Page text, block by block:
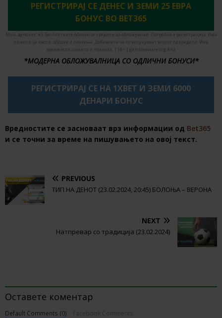
РЕГИСТРИРАЈ СЕ ДЕНЕС И ЗЕМИ 25 ЕВРА
БОНУС ВО BET365
Мин. депозит: €5. Бесплатните облози се кредити за обложување. Потребна е регистрација. Има
лимити за квоти, облози и плаќање. Добивките не го вклучуваат влогот од кредити. Има
временски лимити и правила. | 18+ | gambleaware.org #Ad
*МОДЕРНА ОБЛОЖУВАЛНИЦА СО ОДЛИЧНИ БОНУСИ*
РЕГИСТРИРАЈ СЕ НА 1XBET И ЗЕМИ 6000
ДЕНАРИ БОНУС
Вредностите се засноваат врз информации од Bet365
и се точни за време на пишувањето на овој текст.
PREVIOUS
ТИП НА ДЕНОТ (23.02.2024, 20:45) БОЛОЊА – ВЕРОНА
NEXT
Натпревар со традиција (23.02.2024)
Оставете коментар
Default Comments (0)